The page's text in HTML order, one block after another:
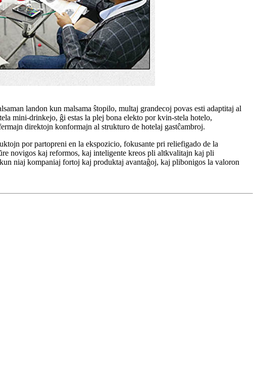
landon kun malsama ŝtopilo, multaj grandecoj povas esti adaptitaj al
mini-drinkejo, ĝi estas la plej bona elekto por kvin-stela hotelo,
direktojn konformajn al strukturo de hotelaj gastĉambroj.
por partopreni en la ekspozicio, fokusante pri reliefigado de la
novigos kaj reformos, kaj inteligente kreos pli altkvalitajn kaj pli
niaj kompaniaj fortoj kaj produktaj avantaĝoj, kaj plibonigos la valoron